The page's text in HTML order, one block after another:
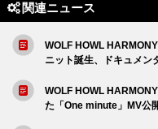
関連ニュース
WOLF HOWL
ニット誕生、ドキュメン
WOLF HOWL
た「One minute」MV公